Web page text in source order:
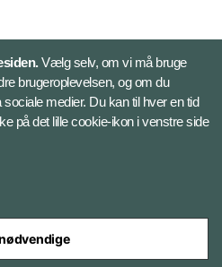
Vælg selv, om vi må bruge
brugeroplevelsen, og om du
medier. Du kan til hver en tid
på det lille cookie-ikon i venstre side